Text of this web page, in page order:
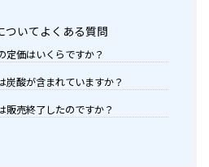
ついてよくある質問
定価はいくらですか？
炭酸が含まれていますか？
販売終了したのですか？